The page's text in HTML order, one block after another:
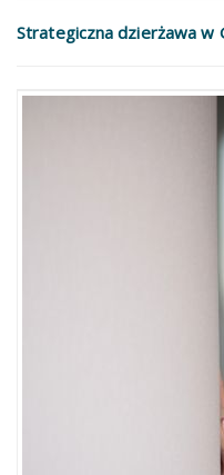
Strategiczna dzierżawa w